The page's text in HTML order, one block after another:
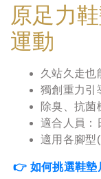
原足力
運動
久站久走也
獨創重力引
除臭、抗菌
適合人員：
適用各腳型
👉 如何挑選鞋墊